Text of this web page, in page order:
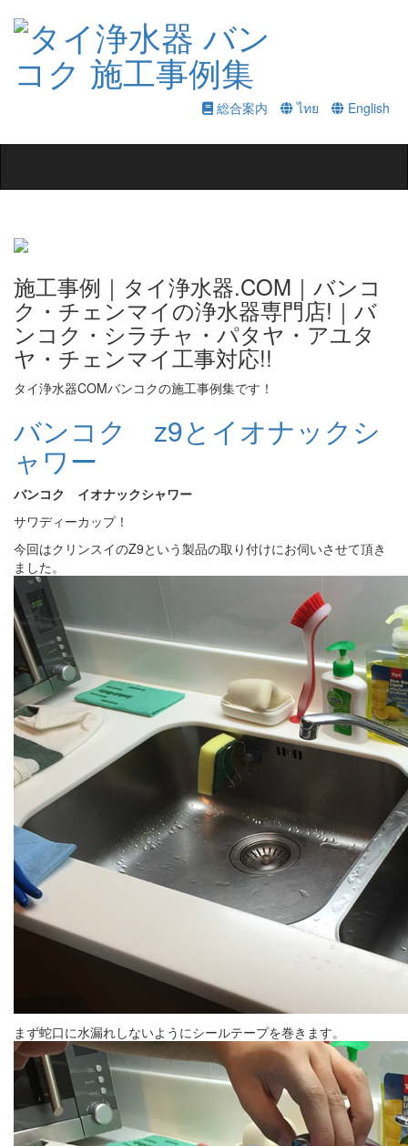
総合案内 ไทย
English
navigation
施工事例｜タイ浄水器.COM｜バンコ
ク・チェンマイの浄水器専門店!｜バ
ンコク・シラチャ・パタヤ・アユタ
ヤ・チェンマイ工事対応!!
タイ浄水器COMバンコクの施工事例集です！
バンコク z9とイオナックシ
ャワー
バンコク イオナックシャワー
サワディーカップ！
今回はクリンスイのZ9という製品の取り付けにお伺いさせて頂き
ました。
まず蛇口に水漏れしないようにシールテープを巻きます。